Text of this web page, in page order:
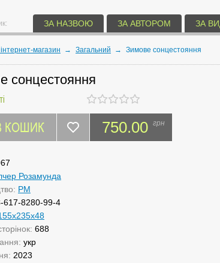
ЗА НАЗВОЮ ЗА АВТОРОМ ЗА
магазин → Загальний → Зимове сонцестояння
сонцестояння
КОШИК 750.00 грн
Розамунда
РМ
617-8280-99-4
688
укр
2023